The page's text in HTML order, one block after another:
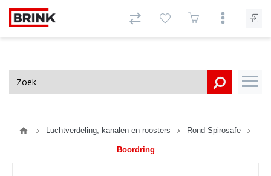
Luchtverdeling, kanalen en roosters Rond Spirosafe
Boordring